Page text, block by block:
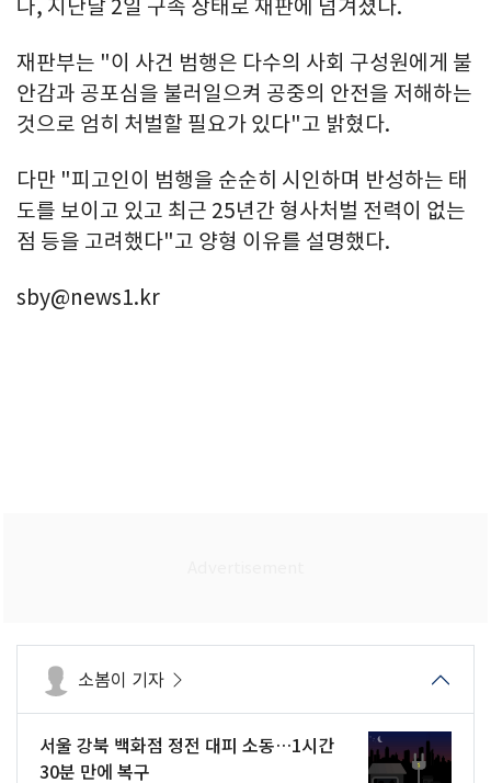
나, 지난달 2일 구속 상태로 재판에 넘겨졌다.
재판부는 "이 사건 범행은 다수의 사회 구성원에게 불
안감과 공포심을 불러일으켜 공중의 안전을 저해하는
것으로 엄히 처벌할 필요가 있다"고 밝혔다.
다만 "피고인이 범행을 순순히 시인하며 반성하는 태
도를 보이고 있고 최근 25년간 형사처벌 전력이 없는
점 등을 고려했다"고 양형 이유를 설명했다.
sby@news1.kr
소봄이 기자
서울 강북 백화점 정전 대피 소동…1시간
30분 만에 복구